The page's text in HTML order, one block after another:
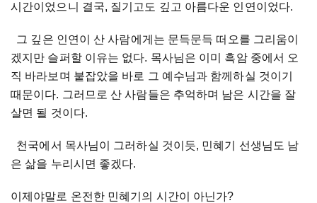
시간이었으니 결국, 질기고도 깊고 아름다운 인연이었다.
그 깊은 인연이 산 사람에게는 문득문득 떠오를 그리움이
겠지만 슬퍼할 이유는 없다. 목사님은 이미 흑암 중에서 오
직 바라보며 붙잡았을 바로 그 예수님과 함께하실 것이기
때문이다. 그러므로 산 사람들은 추억하며 남은 시간을 잘
살면 될 것이다.
천국에서 목사님이 그러하실 것이듯, 민혜기 선생님도 남
은 삶을 누리시면 좋겠다.
이제야말로 온전한 민혜기의 시간이 아닌가?